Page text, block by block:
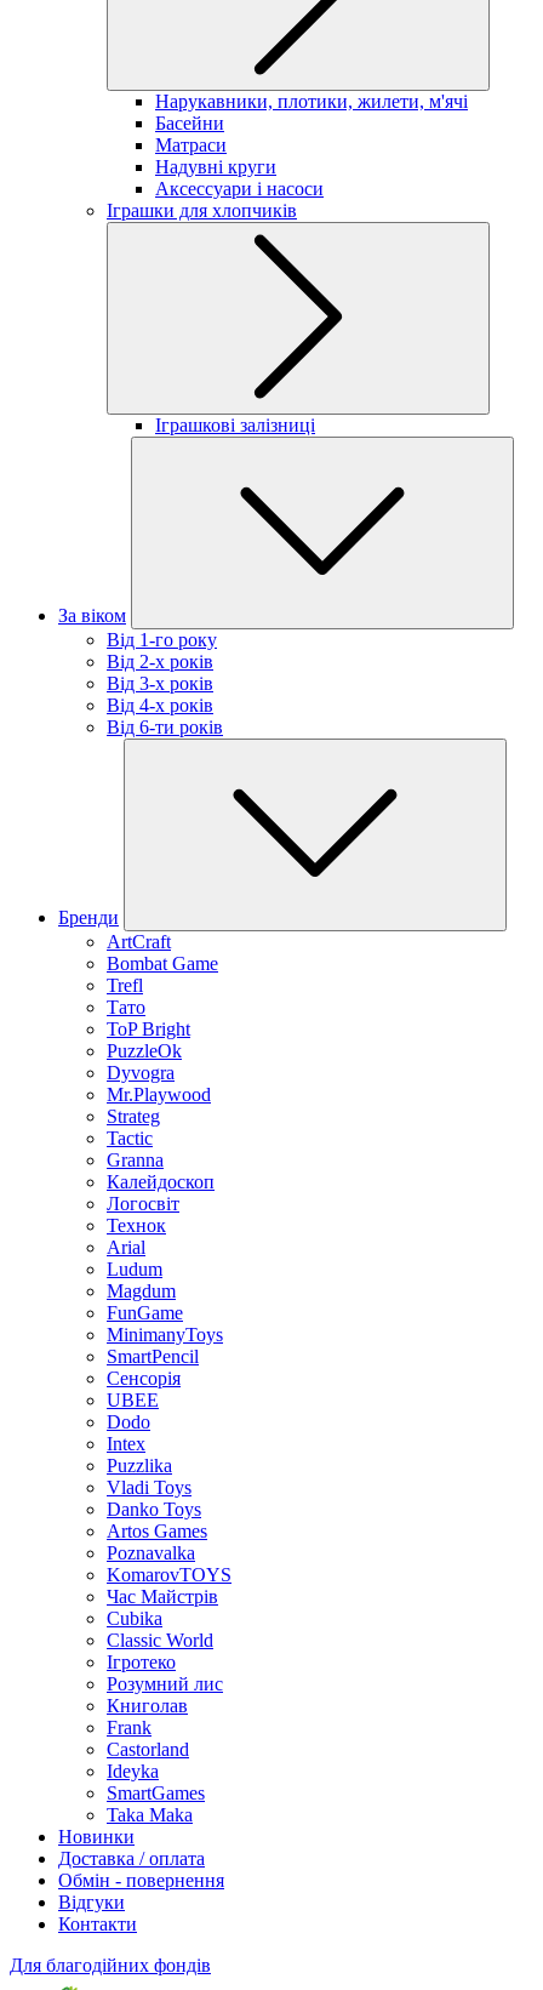
Нарукавники, плотики, жилети, м'ячі
Басейни
Матраси
Надувні круги
Аксессуари і насоси
Іграшки для хлопчиків
Іграшкові залізниці
За віком
Від 1-го року
Від 2-х років
Від 3-х років
Від 4-х років
Від 6-ти років
Бренди
ArtCraft
Bombat Game
Trefl
Тато
ToP Bright
PuzzleOk
Dyvogra
Mr.Playwood
Strateg
Tactic
Granna
Калейдоскоп
Логосвіт
Технок
Arial
Ludum
Magdum
FunGame
MinimanyToys
SmartPencil
Сенсорія
UBEE
Dodo
Intex
Puzzlika
Vladi Toys
Danko Toys
Artos Games
Poznavalka
KomarovTOYS
Час Майстрів
Cubika
Classic World
Ігротеко
Розумний лис
Книголав
Frank
Castorland
Ideyka
SmartGames
Taka Maka
Новинки
Доставка / оплата
Обмін - повернення
Відгуки
Контакти
Для благодійних фондів